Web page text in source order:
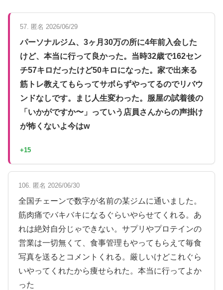
57. 匿名 2026/06/29
パーソナルジム、3ヶ月30万の所に4年前入会した
けど、本当に行って良かった。当時32歳で162セン
チ57キロだったけど50キロになった。家で出来る
筋トレ教えてもらってサボらずやってるのでリバウ
ンドなしです。まじ人生変わった。服屋の試着後の
「いかがですか〜」っていう店員さんからの声掛け
が怖くないよ今はw
+15
106. 匿名 2026/06/30
全国チェーンで数字が名前の某ジムに通いました。
筋肉痛でバキバキになるぐらいやらせてくれる。あ
れは絶対自分じゃできない。サプリやプロテインの
営業は一切無くて、食事管理もやってもらえて毎食
写真を送るとコメントくれる。厳しいけどこれぐら
いやってくれたから痩せられた。本当に行ってよか
った